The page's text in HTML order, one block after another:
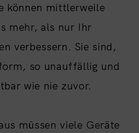
können mittlerweile
mehr, als nur Ihr
verbessern. Sie sind,
so unauffällig und
wie nie zuvor.
müssen viele Geräte